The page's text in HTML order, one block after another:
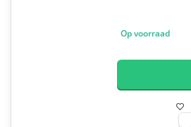
Op voorraad